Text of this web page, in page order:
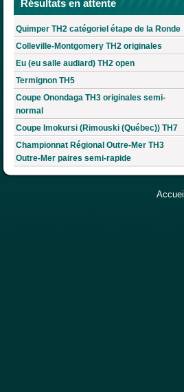
Résultats en attente
Quimper TH2 catégoriel étape de la Ronde
Colleville-Montgomery TH2 originales
Eu (eu salle audiard) TH2 open
Termignon TH5
Coupe Onondaga TH3 originales semi-
normal
Coupe Imokursi (Rimouski (Québec)) TH7
Championnat Régional Outre-Mer TH3
Outre-Mer paires semi-rapide
Accueil